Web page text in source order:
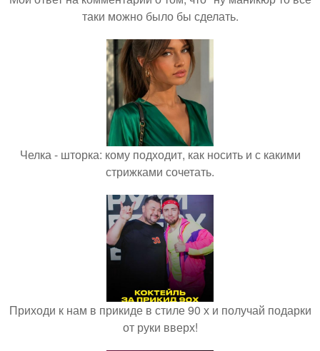
таки можно было бы сделать.
Челка - шторка: кому подходит, как носить и с какими
стрижками сочетать.
Приходи к нам в прикиде в стиле 90 х и получай подарки
от руки вверх!